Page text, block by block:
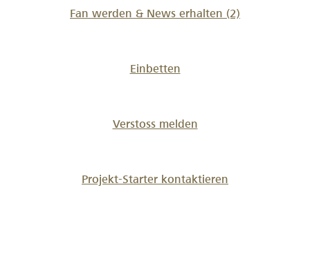
Fan werden & News erhalten (2)
Einbetten
Verstoss melden
Projekt-Starter kontaktieren